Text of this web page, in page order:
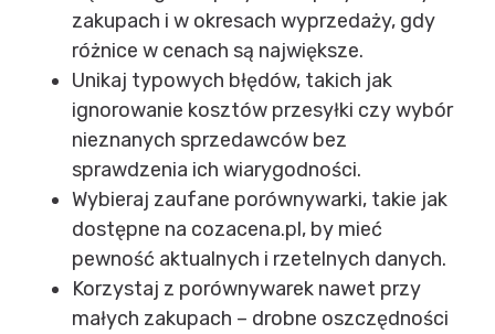
zakupach i w okresach wyprzedaży, gdy
różnice w cenach są największe.
Unikaj typowych błędów, takich jak
ignorowanie kosztów przesyłki czy wybór
nieznanych sprzedawców bez
sprawdzenia ich wiarygodności.
Wybieraj zaufane porównywarki, takie jak
dostępne na cozacena.pl, by mieć
pewność aktualnych i rzetelnych danych.
Korzystaj z porównywarek nawet przy
małych zakupach – drobne oszczędności